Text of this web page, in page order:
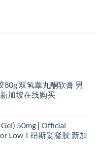
80g 双氢睾丸酮软膏 男
加坡在线购买
50mg | Official
Low T 昂斯妥凝胶 新加